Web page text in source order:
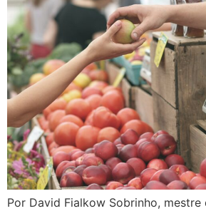
Por David Fialkow Sobrinho, mestre